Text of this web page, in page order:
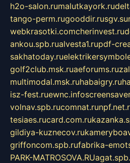
h2o-salon.rumalutkayork.ru
tango-perm.rugooddir.rusgv.su
webkrasotki.comcherinvest.ru
ankou.spb.rualvesta1.rupdf-
sakhatoday.ru
golf2club.msk.ruaeforums.ru
multimodal.msk.ruhabaigry.ru
isz-fest.ruewnc.info
volnav.spb.rucomnat.ru
tesiaes.rucard.com.ru
gildiya-kuznecov.ru
griffoncom.spb.rufabrika-
PARK-MATROSOVA.RU